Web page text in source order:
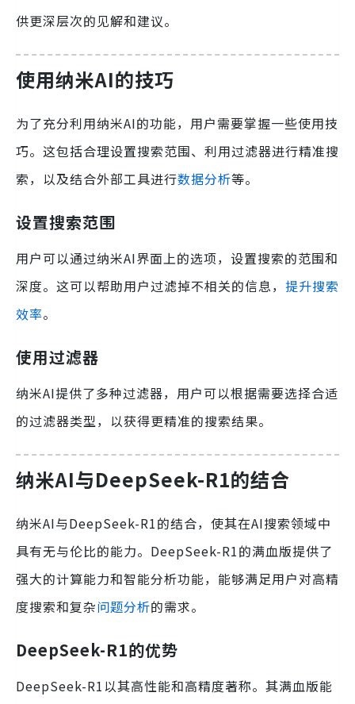
供更深层次的见解和建议。
使用纳米AI的技巧
为了充分利用纳米AI的功能，用户需要掌握一些使用技
巧。这包括合理设置搜索范围、利用过滤器进行精准搜
索，以及结合外部工具进行数据分析等。
设置搜索范围
用户可以通过纳米AI界面上的选项，设置搜索的范围和
深度。这可以帮助用户过滤掉不相关的信息， 提升搜索
效率。
使用过滤器
纳米AI提供了多种过滤器，用户可以根据需要选择合适
的过滤器类型，以获得更精准的搜索结果。
纳米AI与DeepSeek-R1的结合
纳米AI与DeepSeek-R1的结合，使其在AI搜索领域中
具有无与伦比的能力。DeepSeek-R1的满血版提供了
强大的计算能力和智能分析功能，能够满足用户对高精
度搜索和复杂问题分析的需求。
DeepSeek-R1的优势
DeepSeek-R1以其高性能和高精度著称。其满血版能